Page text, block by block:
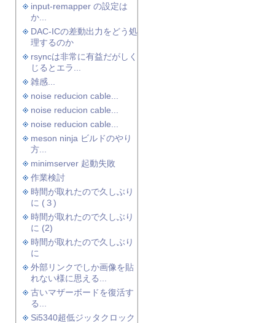
input-remapper の設定は
か...
DAC-ICの差動出力をどう処
理するのか
rsyncは非常に有益だがしく
じるとエラ...
雑感...
noise reducion cable...
noise reducion cable...
noise reducion cable...
meson ninja ビルドのやり
方...
minimserver 起動失敗
作業検討
時間が取れたので久しぶり
に (３)
時間が取れたので久しぶり
に (2)
時間が取れたので久しぶり
に
外部リンクでしか画像を貼
れない様に思える...
古いマザーボードを復活す
る...
Si5340超低ジッタクロック